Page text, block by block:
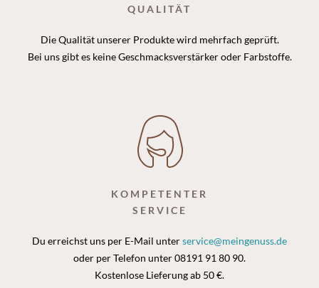
QUALITÄT
Die Qualität unserer Produkte wird mehrfach geprüft.
Bei uns gibt es keine Geschmacksverstärker oder Farbstoffe.
KOMPETENTER
SERVICE
Du erreichst uns per E-Mail unterservice@meingenuss.de
oder per Telefon unter 08191 91 80 90.
Kostenlose Lieferung ab 50 €.